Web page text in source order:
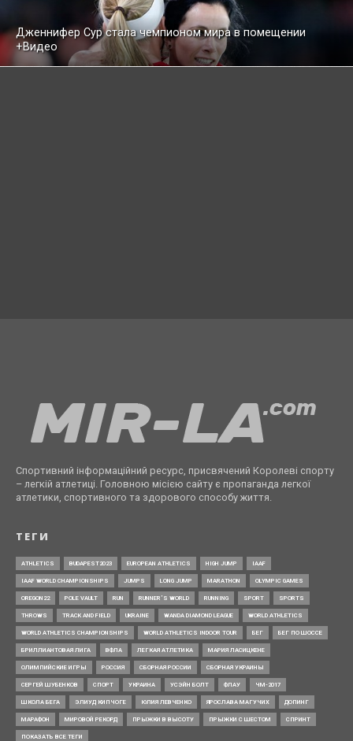
Дженнифер Сур стала чемпионом мира в помещении
+Видео
Спортивний інформаційний ресурс, присвячений Королеві спорту
– легкій атлетиці. Головною місією сайту є пропаганда легкої
атлетики, спортивного та здорового способу життя.
ТЕГИ
ATHLETICS BUDAPEST2023 EUROPEAN ATHLETICS HIGH JUMP IAAF
IAAF WORLD CHAMPIONSHIPS JUMPS LONG JUMP MARATHON OLYMPIC GAMES
OREGON22 POLE VAULT RUN RUNNER’S WORLD RUNNING SPORT SPORTS
THROWS TRACK AND FIELD UKRAINE WANDA DIAMOND LEAGUE WORLD ATHLETICS
WORLD ATHLETICS CHAMPIONSHIPS WORLD ATHLETICS INDOOR TOUR БЕГ БЕГ ПО ШОССЕ
БРИЛЛИАНТОВАЯ ЛИГА ВФЛА ЛЕГКАЯ АТЛЕТИКА МАРИЯ ЛАСИЦКЕНЕ
ОЛИМПИЙСКИЕ ИГРЫ РОССИЯ СБОРНАЯ РОССИИ СБОРНАЯ УКРАИНЫ
СЕРГЕЙ ШУБЕНКОВ СПОРТ УКРАИНА УСЭЙН БОЛТ ФЛАУ ЧМ-2017
ШКОЛА БЕГА ЭЛИУД КИПЧОГЕ ЮЛИЯ ЛЕВЧЕНКО ЯРОСЛАВА МАГУЧИХ ДОПИНГ
МАРАФОН МИРОВОЙ РЕКОРД ПРЫЖКИ В ВЫСОТУ ПРЫЖКИ С ШЕСТОМ СПРИНТ
ПОКАЗАТЬ ВСЕ ТЕГИ